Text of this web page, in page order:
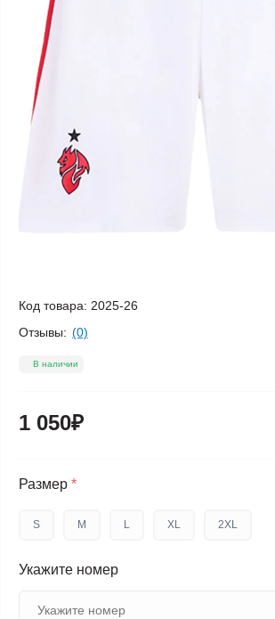
Код товара: 2025-26
Отзывы: (0)
В наличии
1 050₽
Размер *
S M L XL 2XL
Укажите номер